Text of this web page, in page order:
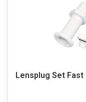
Lensplug Set Fast